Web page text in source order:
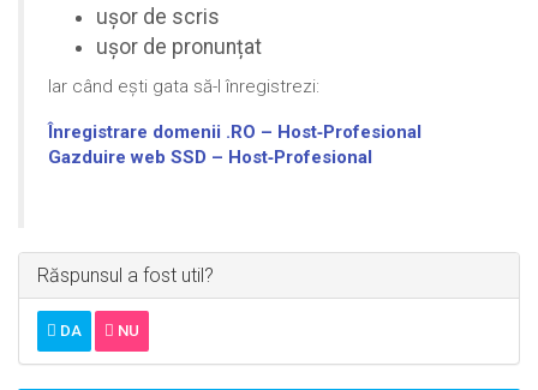
ușor de scris
ușor de pronunțat
Iar când ești gata să-l înregistrezi:
Înregistrare domenii .RO – Host‑Profesional
Gazduire web SSD – Host‑Profesional
Răspunsul a fost util?
DA NU